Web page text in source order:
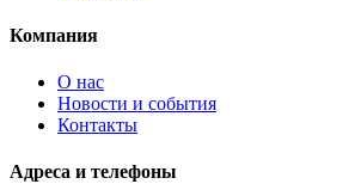
Компания
О нас
Новости и события
Контакты
Адреса и телефоны